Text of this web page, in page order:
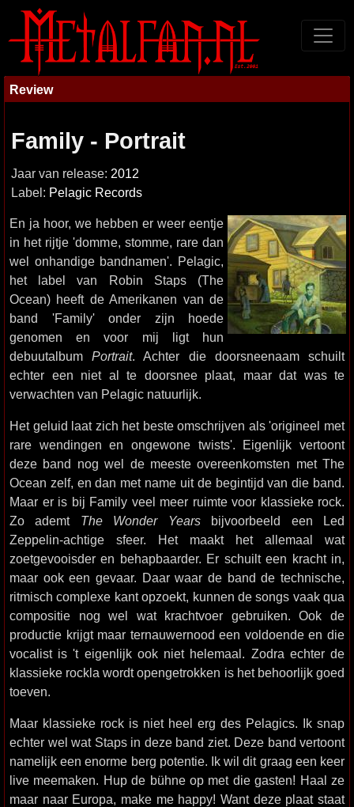
Review
Family - Portrait
Jaar van release: 2012
Label: Pelagic Records
En ja hoor, we hebben er weer eentje
in het rijtje 'domme, stomme, rare dan
wel onhandige bandnamen'. Pelagic,
het label van Robin Staps (The
Ocean) heeft de Amerikanen van de
band 'Family' onder zijn hoede
genomen en voor mij ligt hun
debuutalbumPortrait. Achter die doorsneenaam schuilt
echter een niet al te doorsnee plaat, maar dat was te
verwachten van Pelagic natuurlijk.
Het geluid laat zich het beste omschrijven als 'origineel met
rare wendingen en ongewone twists'. Eigenlijk vertoont
deze band nog wel de meeste overeenkomsten met The
Ocean zelf, en dan met name uit de begintijd van die band.
Maar er is bij Family veel meer ruimte voor klassieke rock.
Zo ademt The Wonder Yearsbijvoorbeeld een Led
Zeppelin-achtige sfeer. Het maakt het allemaal wat
zoetgevooisder en behapbaarder. Er schuilt een kracht in,
maar ook een gevaar. Daar waar de band de technische,
ritmisch complexe kant opzoekt, kunnen de songs vaak qua
compositie nog wel wat krachtvoer gebruiken. Ook de
productie krijgt maar ternauwernood een voldoende en die
vocalist is 't eigenlijk ook niet helemaal. Zodra echter de
klassieke rockla wordt opengetrokken is het behoorlijk goed
toeven.
Maar klassieke rock is niet heel erg des Pelagics. Ik snap
echter wel wat Staps in deze band ziet. Deze band vertoont
namelijk een enorme berg potentie. Ik wil dit graag een keer
live meemaken. Hup de bühne op met die gasten! Haal ze
maar naar Europa, make me happy! Want deze plaat staat